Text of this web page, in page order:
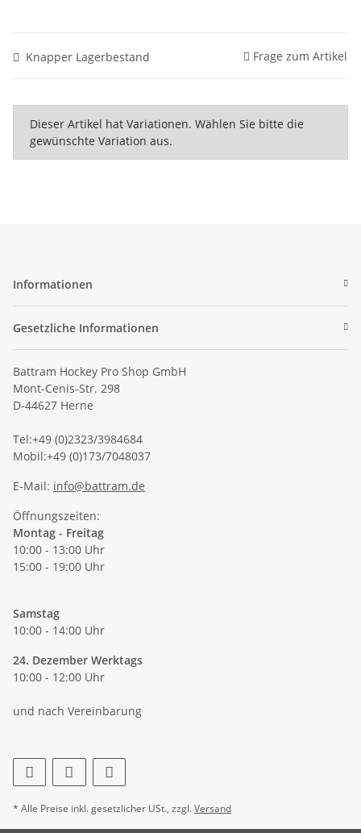
Knapper Lagerbestand Frage zum Artikel
x
Dieser Artikel hat Variationen. Wählen Sie bitte die
gewünschte Variation aus.
Informationen
Gesetzliche Informationen
Battram Hockey Pro Shop GmbH
Mont-Cenis-Str. 298
D-44627 Herne
Tel:+49 (0)2323/3984684
Mobil:+49 (0)173/7048037
E-Mail: info@battram.de
Öffnungszeiten:
Montag - Freitag
10:00 - 13:00 Uhr
15:00 - 19:00 Uhr
Samstag
10:00 - 14:00 Uhr
24. Dezember Werktags
10:00 - 12:00 Uhr
und nach Vereinbarung
* Alle Preise inkl. gesetzlicher USt., zzgl.Versand